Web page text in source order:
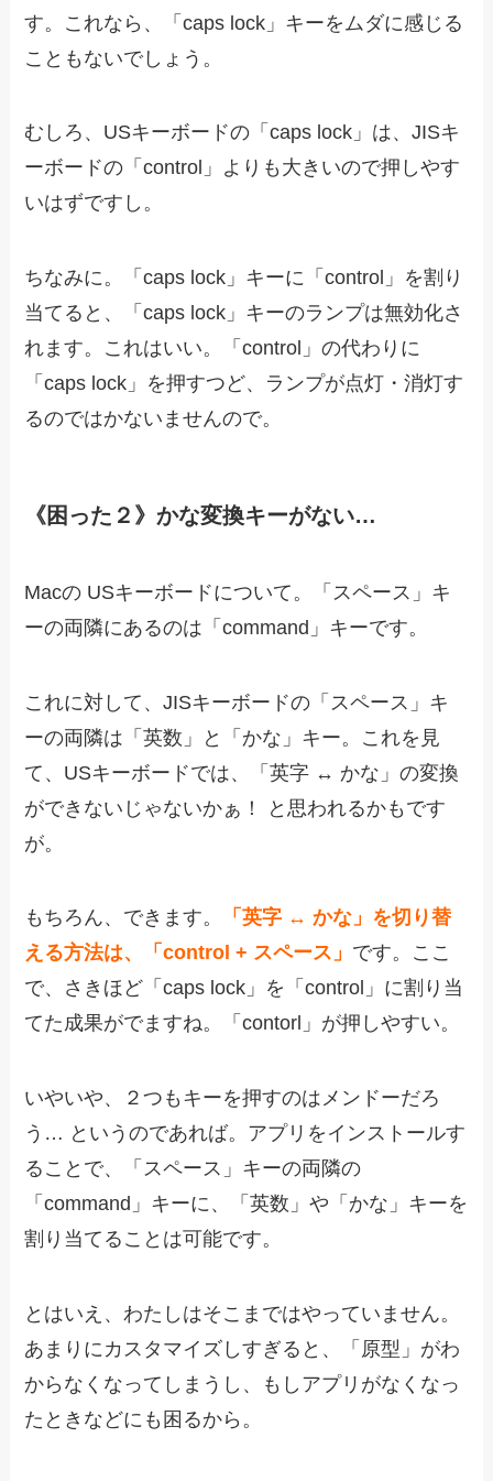
す。これなら、「caps lock」キーをムダに感じる
こともないでしょう。
むしろ、USキーボードの「caps lock」は、JISキ
ーボードの「control」よりも大きいので押しやす
いはずですし。
ちなみに。「caps lock」キーに「control」を割り
当てると、「caps lock」キーのランプは無効化さ
れます。これはいい。「control」の代わりに
「caps lock」を押すつど、ランプが点灯・消灯す
るのではかないませんので。
《困った２》かな変換キーがない…
Macの USキーボードについて。「スペース」キ
ーの両隣にあるのは「command」キーです。
これに対して、JISキーボードの「スペース」キ
ーの両隣は「英数」と「かな」キー。これを見
て、USキーボードでは、「英字 ↔ かな」の変換
ができないじゃないかぁ！ と思われるかもです
が。
もちろん、できます。
「英字 ↔ かな」を切り替
える方法は、「control + スペース」 です。ここ
で、さきほど「caps lock」を「control」に割り当
てた成果がでますね。「contorl」が押しやすい。
いやいや、２つもキーを押すのはメンドーだろ
う… というのであれば。アプリをインストールす
ることで、「スペース」キーの両隣の
「command」キーに、「英数」や「かな」キーを
割り当てることは可能です。
とはいえ、わたしはそこまではやっていません。
あまりにカスタマイズしすぎると、「原型」がわ
からなくなってしまうし、もしアプリがなくなっ
たときなどにも困るから。